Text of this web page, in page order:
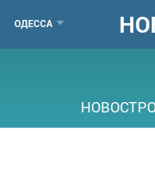
МЕНЮ
ГОРОДОВ
ОДЕССА